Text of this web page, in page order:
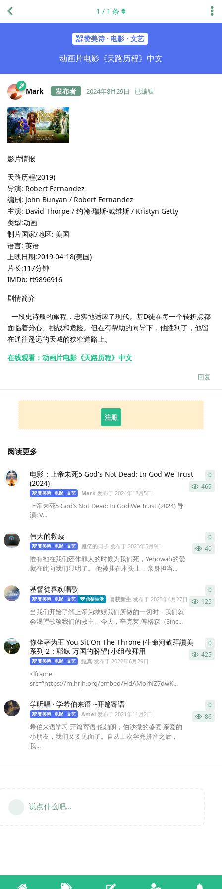
赞美诗 · 电影 · 文艺
动画片电影《天路历程》中文
1 / 1 条
Mark 2024年8月29日 已编辑
影片情报
天路历程(2019)
导演: Robert Fernandez
编剧: John Bunyan / Robert Fernandez
主演: David Thorpe / 约翰·瑞斯-戴维斯 / Kristyn Getty
类型:动画
制片国家/地区: 美国
语言: 英语
上映日期:2019-04-18(美国)
片长:117分钟
IMDb: tt9896916
剧情简介
一段史诗般的旅程，忠实地适应了现代。基D徒在每一个转折点都
面临着分心、挑战和危险。但在有帮助的向导下，他胜利了，他留
在通往遥远的天城的狭窄道路上。
在线观看：动画片电影《天路历程》中文
回复
注册
阅读更多
电影：上帝未死5 God's Not Dead: In God We Trust
(2024)
赞美诗 · 电影 · 文艺 Mark 发布于2024年12月5日
469
上帝未死5 God’s Not Dead: In God We Trust (2024) 导
演: V...
0
伟大的救赎
赞美诗 · 电影 · 文艺 雅亿的日子 发布于2023年5月9日 40
惟有祂在我们还作罪人的时候为我们死，Yehowah的爱
就在此向我们显明了。 他被挂在木头上，亲身担当...
0
基督徒喜欢唱歌
赞美诗 · 电影 · 文艺 信徒生活 喜获新生发布于 2023年4月27日 125
当我们开始了解上帝为救赎我们所做的一切时，我们就
会渴望歌颂我们的救主。今天，辛克莱.傅格森（Sinc...
0
你坐著为王 You Sit On The Throne (生命河敬拜讚美
系列 2：耶稣 万国的盼望) 小组敬拜用
赞美诗 · 电影 · 文艺 甄真 发布于2022年6月29日
425
<iframe
src=“https://m.hrjh.org/embed/HdAMorNZ7dwK...
0
学听唱 · 学希伯来语 ~开篇寄语
赞美诗 · 电影 · 文艺 Amei 发布于2021年11月2日 86
希伯来语学习 开篇寄语 伦勃朗，伯沙撒的盛宴 亲爱的
小朋友，我们又要见面了。自从上次学完拼音之后，
我...
0
说点什么吧...